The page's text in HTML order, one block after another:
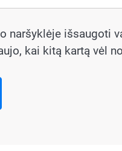
naršyklėje išsaugoti
kai kitą kartą vėl